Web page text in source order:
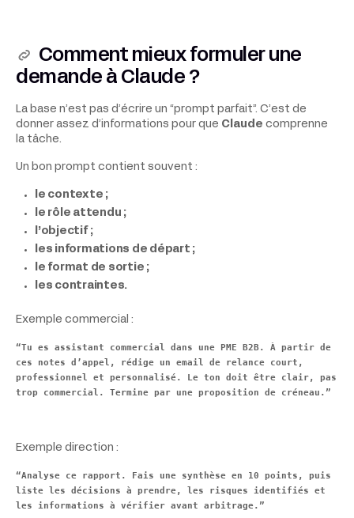
Comment mieux formuler une
demande à Claude ?
La base n’est pas d’écrire un “prompt parfait”. C’est de
donner assez d’informations pour que Claude comprenne
la tâche.
Un bon prompt contient souvent :
le contexte ;
le rôle attendu ;
l’objectif ;
les informations de départ ;
le format de sortie ;
les contraintes.
Exemple commercial :
“Tu es assistant commercial dans une PME B2B. À partir de
ces notes d’appel, rédige un email de relance court,
professionnel et personnalisé. Le ton doit être clair, pas
trop commercial. Termine par une proposition de créneau.”
Exemple direction :
“Analyse ce rapport. Fais une synthèse en 10 points, puis
liste les décisions à prendre, les risques identifiés et
les informations à vérifier avant arbitrage.”